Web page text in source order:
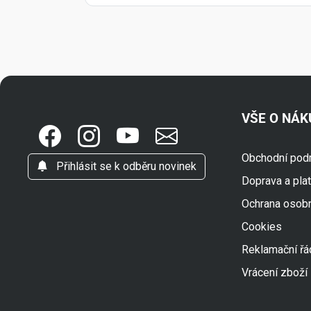
Přihlásit se k odběru novinek
VŠE O
Obchodní
Doprava a
Ochrana
Cookies
Reklamační
Vrácení zboží